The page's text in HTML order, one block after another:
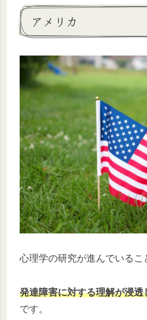
アメリカ
心理学の研究が進んでいるこ
発達障害に対する理解が浸
です。